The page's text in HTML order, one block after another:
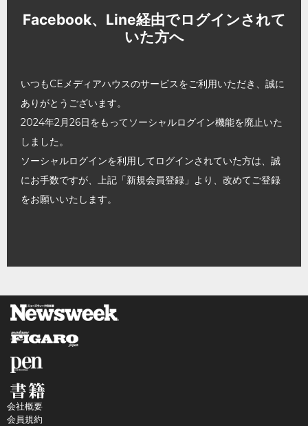
Facebook、Line経由でログインされて
いた方へ
いつもCEメディアハウスのサービスをご利用いただき、誠に
ありがとうございます。
2024年2月26日をもってソーシャルログイン機能を廃止いた
しました。
ソーシャルログインを利用してログインされていた方は、誠
にお手数ですが、上記「新規会員登録」より、改めてご登録
をお願いいたします。
会社概要
会員規約